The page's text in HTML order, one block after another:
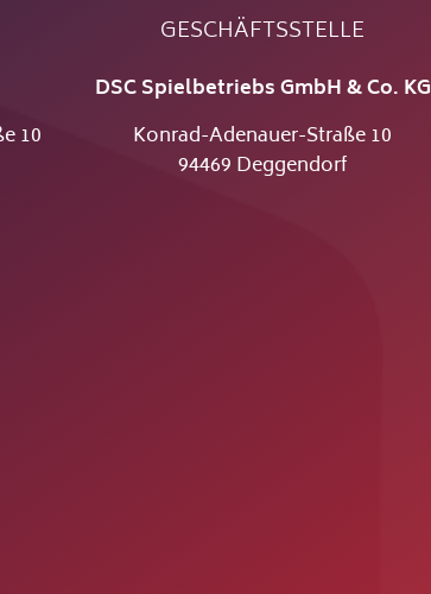
10
GESCHÄFTSSTELLE
DSC Spielbetriebs GmbH & Co. KG
Konrad-Adenauer-Straße 10
94469 Deggendorf